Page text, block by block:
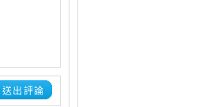
送出評論